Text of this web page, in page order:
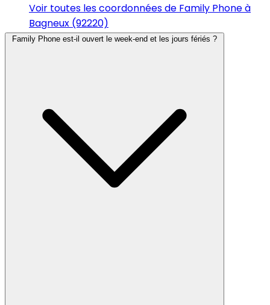
Voir toutes les coordonnées de Family Phone à
Bagneux (92220)
Family Phone est-il ouvert le week-end et les jours fériés ?